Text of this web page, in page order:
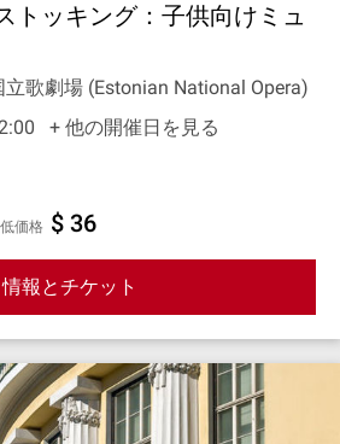
トッキング：子供向けミュ
歌劇場 (Estonian National Opera)
+ 他の開催日を見る
最低価格 $ 36
情報とチケット